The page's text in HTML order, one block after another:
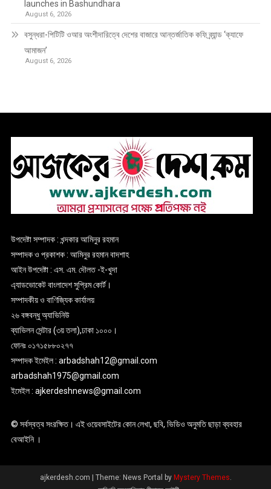
launches in Bashundhara
August 6, 2026
বসুন্ধরা-পিটিটি ওআর অংশীদারিত্বে দেশের বাজারে আন্তর্জাতিক কফি ব্র্যান্ড ‘ক্যাফে
আমাজন’
August 6, 2026
উপদেষ্টা সম্পাদক : খন্দকার আমিনুর রহমান
সম্পাদক ও প্রকাশক : আমিনুর রহমান বাদশাহ
আইন উপদেষ্টা : এস. এম. দৌলত -ই-খুদা
এ্যাডভোকেট বাংলাদেশ সুপ্রিম কোর্ট।
সম্পাদকীয় ও বাণিজ্যিক কার্যালয়
২৬ বঙ্গবন্ধু অ্যাভিনিউ
ব্যাভিলন সেন্টার (৩য় তলা),ঢাকা ১০০০।
ফোনঃ ০১৭১৫৮৮০২৭৭
সম্পাদক ইমেইল : arbadshah12@gmail.com
arbadshah1975@gmail.com
ইমেইল : ajkerdeshnews@gmail.com
© সর্বস্বত্ব সংরক্ষিত। এই ওয়েবসাইটের কোন লেখা, ছবি, ভিডিও অনুমতি ছাড়া ব্যবহার
বেআইনি ।
ajkerdesh.com Theme: News Portal by Mystery Themes.